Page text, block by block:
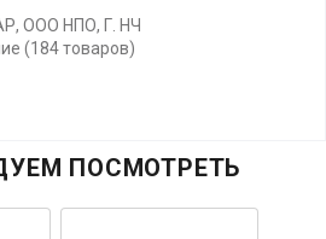
ООО НПО, Г. НЧ
(184 товаров)
ПОСМОТРЕТЬ